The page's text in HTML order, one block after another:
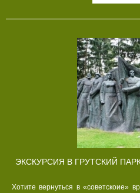
ЭКСКУРСИЯ В ГРУТСКИЙ
Хотите вернуться в «советскоие»